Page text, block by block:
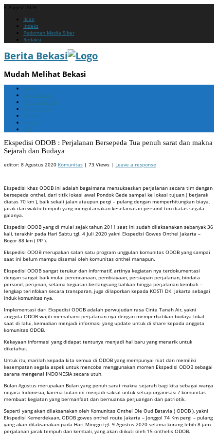
6 August 2026
Menu
content
Iklan
Indeks
Pedoman Media Siber
Redaksi
Berita Bekasi
Mudah Melihat Bekasi
Menu
content
Home
Berita Bekasi
Berita Cikarang
Berita Jabar
Nasional
Politik
ADV
Ekspedisi ODOB : Perjalanan Bersepeda Tua penuh sarat dan makna
Sejarah dan Budaya
editor: 8 Agustus 2020 Komunitas | 73 Views | Leave a response
Ekspedisi khas ODOB ini adalah bagaimana mensukseskan perjalanan secara tim dengan
bersepeda onthel, dari titik lokasi awal Pondok Gede sampai ke lokasi tujuan ( berjarak
diatas 70 km ), baik sekali jalan ataupun pergi – pulang dengan memperhitungkan biaya,
jarak dan waktu tempuh yang mengutamakan keselamatan personil tim diatas segala
galanya.
Ekspedisi ODOB yang di mulai sejak tahun 2011 saat ini sudah dilaksanakan sebanyak 36
kali, terakhir pada Hari Sabtu tgl. 4 Juli 2020 yakni Ekspedisi Gowes Onthel Jakarta –
Bogor 88 km ( PP ).
Ekspedisi ODOB merupakan salah satu program unggulan komunitas ODOB yang sampai
saat ini belum mampu disamai oleh komunitas onthel manapun.
Ekspedisi ODOB sangat terukur dan informatif, artinya kegiatan nya terdokumentasi
dengan sangat baik mulai perencanaan, pembiayaan, persiapan perjalanan, biodata
personil, perijinan, selama kegiatan berlangsung bahkan hingga perjalanan kembali –
lengkap terinfokan secara transparan, juga dilaporkan kepada KOSTI DKI Jakarta sebagai
induk komunitas nya.
Implementasi dari Ekspedisi ODOB adalah perwujudan rasa Cinta Tanah Air, yakni
anggota ODOB wajib memahami perjalanan nya dengan memperhatikan budaya lokal
saat di lalui, kemudian menjadi informasi yang update untuk di share kepada anggota
komunitas ODOB.
Kekayaan informasi yang didapat tentunya menjadi hal baru yang menarik untuk
diketahui.
Untuk itu, marilah kepada kita semua di ODOB yang mempunyai niat dan memiliki
kesempatan segala aspek untuk mencoba menggunakan momen Ekspedisi ODOB sebagai
sarana mengenal INDONESIA secara utuh.
Bulan Agustus merupakan Bulan yang penuh sarat makna sejarah bagi kita sebagai warga
negara Indonesia, karena bulan ini menjadi sakral untuk setiap organisasi / komunitas
membuat kegiatan yang bermanfaat dan bernuansa perjuangan dan patriotik.
Seperti yang akan dilaksanakan oleh Komunitas Onthel Die Oud Batavia ( ODOB ), yakni
Ekspedisi Kemerdekaan, ODOB gowes onthel route Jakarta – Jonggol 74 Km pergi – pulang
yang akan dilaksanakan pada Hari Minggu tgl. 9 Agustus 2020 selama kurang lebih 8 jam
perjalanan jarak tempuh dan kembali, yang akan diikuti oleh 15 onthelis ODOB.